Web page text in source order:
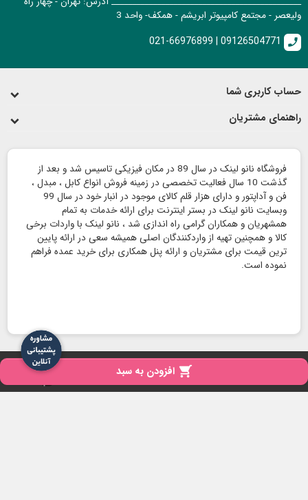
 افزودن به سبد
ولیعصر - مجتمع کامپیوتر ابریشم - همکف- واحد 3
call
021-66976899 | 09126504771
حساب کاربری شما
راهنمای مشتریان
فروشگاه نانو لینک در سال 89 در مکان فیزیکی تاسیس شد و بعد از
گذشت 10 سال فعالیت تخصصی در زمینه فروش انواع کابل ، مبدل ،
فن و آداپتور و دارای هزار قلم کالای موجود در انبار خود در سال 99
وبسایت نانو لینک در بستر اینترنت برای ارائه خدمات به تمام
همشهریان و همکاران گرامی راه اندازی شد ، نانو لینک با واردات برخی
کالا و همچنین تهیه از واردکنندگان اصلی همیشه سعی در ارائه پایین
ترین قیمت برای مشتریان و ارائه پنل همکاری برای خرید عمده فراهم
نموده است.
تمامی حقوق برای نانو لینک محفوظ است - 1404